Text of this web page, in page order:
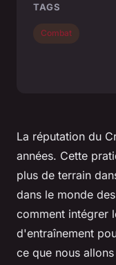
La réputation du
années. Cette
plus de terrain
dans le monde
comment intégrer
d'entraînement
ce que nous
TAGS
Combat